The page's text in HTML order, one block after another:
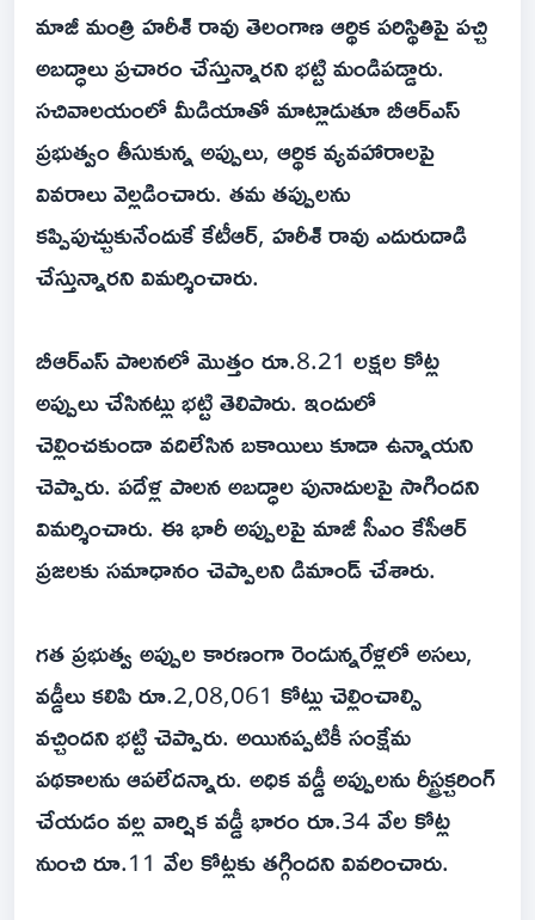
మాజీ మంత్రి హరీశ్ రావు తెలంగాణ ఆర్థిక పరిస్థితిపై పచ్చి
అబద్ధాలు ప్రచారం చేస్తున్నారని భట్టి మండిపడ్డారు.
సచివాలయంలో మీడియాతో మాట్లాడుతూ బీఆర్ఎస్
ప్రభుత్వం తీసుకున్న అప్పులు, ఆర్థిక వ్యవహారాలపై
వివరాలు వెల్లడించారు. తమ తప్పులను
కప్పిపుచ్చుకునేందుకే కేటీఆర్, హరీశ్ రావు ఎదురుదాడి
చేస్తున్నారని విమర్శించారు.
బీఆర్ఎస్ పాలనలో మొత్తం రూ.8.21 లక్షల కోట్ల
అప్పులు చేసినట్లు భట్టి తెలిపారు. ఇందులో
చెల్లించకుండా వదిలేసిన బకాయిలు కూడా ఉన్నాయని
చెప్పారు. పదేళ్ల పాలన అబద్ధాల పునాదులపై సాగిందని
విమర్శించారు. ఈ భారీ అప్పులపై మాజీ సీఎం కేసీఆర్
ప్రజలకు సమాధానం చెప్పాలని డిమాండ్ చేశారు.
గత ప్రభుత్వ అప్పుల కారణంగా రెండున్నరేళ్లలో అసలు,
వడ్డీలు కలిపి రూ.2,08,061 కోట్లు చెల్లించాల్సి
వచ్చిందని భట్టి చెప్పారు. అయినప్పటికీ సంక్షేమ
పథకాలను ఆపలేదన్నారు. అధిక వడ్డీ అప్పులను రీస్ట్రక్చరింగ్
చేయడం వల్ల వార్షిక వడ్డీ భారం రూ.34 వేల కోట్ల
నుంచి రూ.11 వేల కోట్లకు తగ్గిందని వివరించారు.